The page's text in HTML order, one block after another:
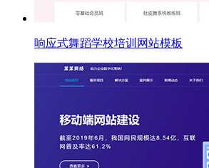
响应式舞蹈学校培训网站模板